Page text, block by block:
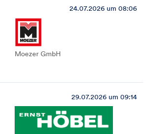
24.07.2026 um 08:06
Moezer GmbH
29.07.2026 um 09:14